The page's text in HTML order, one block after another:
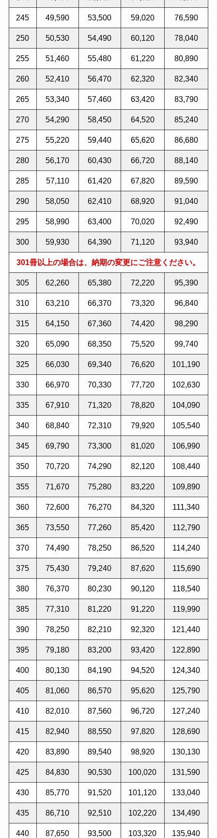
245 49,590 53,500 59,020 76,590
250 50,530 54,490 60,120 78,040
255 51,460 55,480 61,220 80,890
260 52,410 56,470 62,320 82,340
265 53,340 57,460 63,420 83,790
270 54,290 58,450 64,520 85,240
275 55,220 59,440 65,620 86,680
280 56,170 60,430 66,720 88,140
285 57,110 61,420 67,820 89,590
290 58,050 62,410 68,920 91,040
295 58,990 63,400 70,020 92,490
300 59,930 64,390 71,120 93,940
301冊以上の場合は、納期の変更にご注意ください。
305 62,260 65,380 72,220 95,390
310 63,210 66,370 73,320 96,840
315 64,150 67,360 74,420 98,290
320 65,090 68,350 75,520 99,740
325 66,030 69,340 76,620 101,190
330 66,970 70,330 77,720 102,630
335 67,910 71,320 78,820 104,090
340 68,840 72,310 79,920 105,540
345 69,790 73,300 81,020 106,990
350 70,720 74,290 82,120 108,440
355 71,670 75,280 83,220 109,890
360 72,600 76,270 84,320 111,340
365 73,550 77,260 85,420 112,790
370 74,490 78,250 86,520 114,240
375 75,430 79,240 87,620 115,690
380 76,370 80,230 90,120 118,540
385 77,310 81,220 91,220 119,990
390 78,250 82,210 92,320 121,440
395 79,180 83,200 93,420 122,890
400 80,130 84,190 94,520 124,340
405 81,060 86,570 95,620 125,790
410 82,010 87,560 96,720 127,240
415 82,940 88,550 97,820 128,690
420 83,890 89,540 98,920 130,130
425 84,830 90,530 100,020 131,590
430 85,770 91,520 101,120 133,040
435 86,710 92,510 102,220 134,490
440 87,650 93,500 103,320 135,940